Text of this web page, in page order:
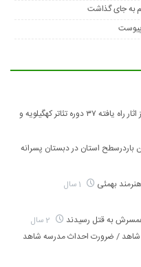
پیوست
تئاتر چشم ها به کارگردانی حسن کریم نژاد جز اثار راه یافته ۳۷ دوره تئاتر کهگیلویه و
باردرسطح استان در دبستان پسرانه
بهمئی
به قتل رسیدند
شاهد / ضرورت احداث مدرسه شاهد